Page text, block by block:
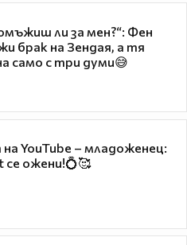
ли за мен?“: Фен
брак на Зендая, а тя
само с три думи😅
YouTube – младоженец:
се ожени!💍🥰